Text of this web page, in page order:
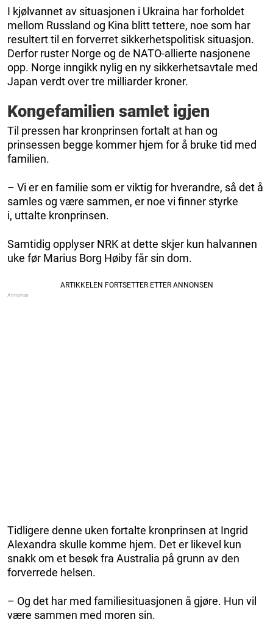
I kjølvannet av situasjonen i Ukraina har forholdet
mellom Russland og Kina blitt tettere, noe som har
resultert til en forverret sikkerhetspolitisk situasjon.
Derfor ruster Norge og de NATO-allierte nasjonene
opp. Norge inngikk nylig en ny sikkerhetsavtale med
Japan verdt over tre milliarder kroner.
Kongefamilien samlet igjen
Til pressen har kronprinsen fortalt at han og
prinsessen begge kommer hjem for å bruke tid med
familien.
– Vi er en familie som er viktig for hverandre, så det å
samles og være sammen, er noe vi finner styrke
i, uttalte kronprinsen.
Samtidig opplyser NRK at dette skjer kun halvannen
uke før Marius Borg Høiby får sin dom.
Tidligere denne uken fortalte kronprinsen at Ingrid
Alexandra skulle komme hjem. Det er likevel kun
snakk om et besøk fra Australia på grunn av den
forverrede helsen.
– Og det har med familiesituasjonen å gjøre. Hun vil
være sammen med moren sin.